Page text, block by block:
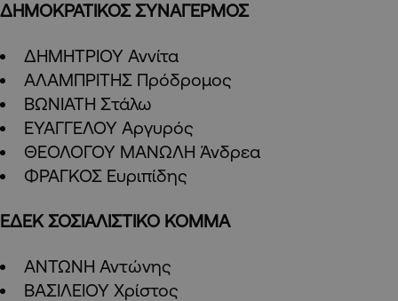
ΔΗΜΟΚΡΑΤΙΚΟΣ ΣΥΝΑΓΕΡΜΟΣ
ΔΗΜΗΤΡΙΟΥ Αννίτα
ΑΛΑΜΠΡΙΤΗΣ Πρόδρομος
ΒΩΝΙΑΤΗ Στάλω
ΕΥΑΓΓΕΛΟΥ Αργυρός
ΘΕΟΛΟΓΟΥ ΜΑΝΩΛΗ Άνδρεα
ΦΡΑΓΚΟΣ Ευριπίδης
ΕΔΕΚ ΣΟΣΙΑΛΙΣΤΙΚΟ ΚΟΜΜΑ
ΑΝΤΩΝΗ Αντώνης
ΒΑΣΙΛΕΙΟΥ Χρίστος